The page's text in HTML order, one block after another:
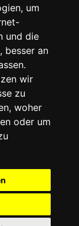
um
und die
besser an
wir
zu
woher
oder um